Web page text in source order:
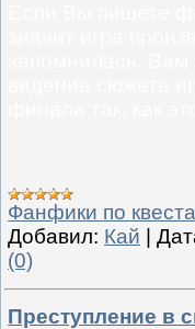
Фанфики по
Добавил: Кай
(0)
Преступление в